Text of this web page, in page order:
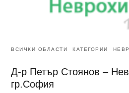
ВСИЧКИ ОБЛАСТИ КАТЕГОРИИ
Д-р Петър Стоянов –
гр.София